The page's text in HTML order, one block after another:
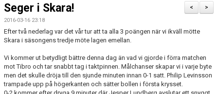
DOKUMENT
KONTAKT
TABELL & RESULTAT
MATCHER
>
<
Seger i Skara!
2016-03-16 23:18
Efter två nederlag var det vår tur att ta alla 3 poängen när vi ikväll mötte
Skara i säsongens tredje möte lagen emellan.
Vi kommer ut betydligt bättre denna dag än vad vi gjorde i förra matchen
mot Tibro och tar snabbt tag i taktpinnen. Målchanser skapar vi i varje byte
men det skulle dröja till den sjunde minuten innan 0-1 satt. Philip Levinsson
trampade upp på högerkanten och sätter bollen i första krysset.